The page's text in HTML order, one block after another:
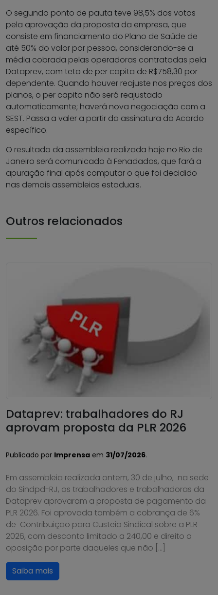
O segundo ponto de pauta teve 98,5% dos votos
pela aprovação da proposta da empresa, que
consiste em financiamento do Plano de Saúde de
até 50% do valor por pessoa, considerando-se a
média cobrada pelas operadoras contratadas pela
Dataprev, com teto de per capita de R$758,30 por
dependente. Quando houver reajuste nos preços dos
planos, o per capita não será reajustado
automaticamente; haverá nova negociação com a
SEST. Passa a valer a partir da assinatura do Acordo
específico.
O resultado da assembleia realizada hoje no Rio de
Janeiro será comunicado à Fenadados, que fará a
apuração final após computar o que foi decidido
nas demais assembleias estaduais.
Outros relacionados
Dataprev: trabalhadores do RJ
aprovam proposta da PLR 2026
Publicado por Imprensa em 31/07/2026.
Em assembleia realizada ontem, 30 de julho, na sede
do Sindpd-RJ, os trabalhadores e trabalhadoras da
Dataprev aprovaram a proposta de pagamento da
PLR 2026. Foi aprovada também a cobrança de 6%
de Contribuição para Custeio Sindical sobre a PLR
2026, com desconto limitado a 240,00 e direito a
oposição por parte daqueles que não […]
Saiba mais